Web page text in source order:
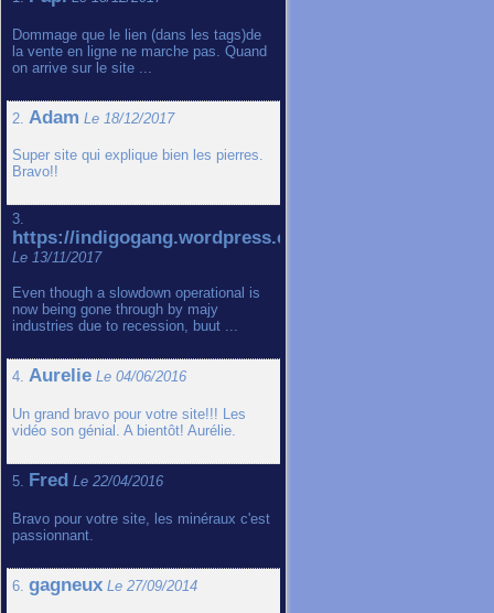
Dommage que le lien (dans les tags)de
la vente en ligne ne marche pas. Quand
on arrive sur le site ...
2. Adam Le 18/12/2017
Super site qui explique bien les pierres.
Bravo!!
3.
https://indigogang.wordpress.com
Le 13/11/2017
Even though a slowdown operational is
now being gone through by majy
industries due to recession, buut ...
4. Aurelie Le 04/06/2016
Un grand bravo pour votre site!!! Les
vidéo son génial. A bientôt! Aurélie.
5. Fred Le 22/04/2016
Bravo pour votre site, les minéraux c'est
passionnant.
6. gagneux Le 27/09/2014